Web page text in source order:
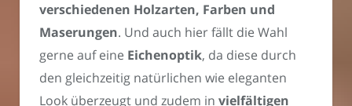
verschiedenen Holzarten, Farben und
Maserungen. Und auch hier fällt die Wahl
gerne auf eine Eichenoptik, da diese durch
den gleichzeitig natürlichen wie eleganten
Look überzeugt und zudem in vielfältigen